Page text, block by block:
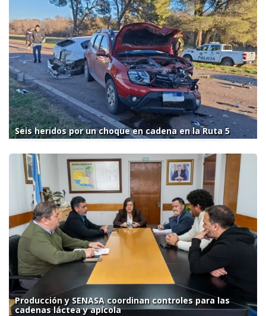
Seis heridos por un choque en cadena en la Ruta 5
Producción y SENASA coordinan controles para las
cadenas láctea y apícola